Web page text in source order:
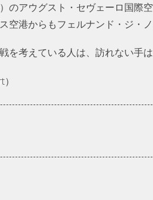
のアウグスト・セヴェーロ国際
港からもフェルナンド・ジ・
を考えている人は、訪れない手